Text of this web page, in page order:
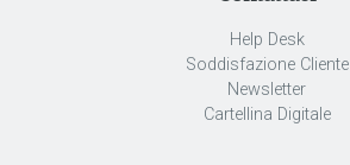
Help Desk
Soddisfazione Cliente
Newsletter
Cartellina Digitale